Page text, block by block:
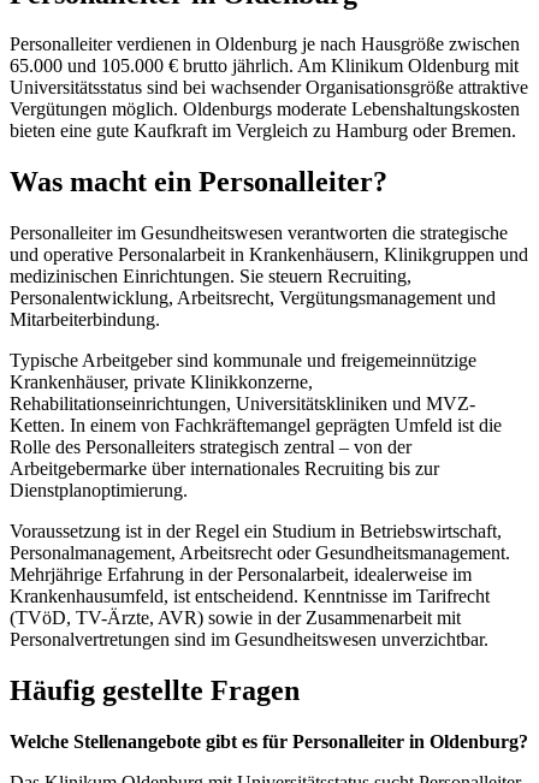
Personalleiter verdienen in Oldenburg je nach Hausgröße zwischen
65.000 und 105.000 € brutto jährlich. Am Klinikum Oldenburg mit
Universitätsstatus sind bei wachsender Organisationsgröße attraktive
Vergütungen möglich. Oldenburgs moderate Lebenshaltungskosten
bieten eine gute Kaufkraft im Vergleich zu Hamburg oder Bremen.
Was macht ein Personalleiter?
Personalleiter im Gesundheitswesen verantworten die strategische
und operative Personalarbeit in Krankenhäusern, Klinikgruppen und
medizinischen Einrichtungen. Sie steuern Recruiting,
Personalentwicklung, Arbeitsrecht, Vergütungsmanagement und
Mitarbeiterbindung.
Typische Arbeitgeber sind kommunale und freigemeinnützige
Krankenhäuser, private Klinikkonzerne,
Rehabilitationseinrichtungen, Universitätskliniken und MVZ-
Ketten. In einem von Fachkräftemangel geprägten Umfeld ist die
Rolle des Personalleiters strategisch zentral – von der
Arbeitgebermarke über internationales Recruiting bis zur
Dienstplanoptimierung.
Voraussetzung ist in der Regel ein Studium in Betriebswirtschaft,
Personalmanagement, Arbeitsrecht oder Gesundheitsmanagement.
Mehrjährige Erfahrung in der Personalarbeit, idealerweise im
Krankenhausumfeld, ist entscheidend. Kenntnisse im Tarifrecht
(TVöD, TV-Ärzte, AVR) sowie in der Zusammenarbeit mit
Personalvertretungen sind im Gesundheitswesen unverzichtbar.
Häufig gestellte Fragen
Welche Stellenangebote gibt es für Personalleiter in Oldenburg?